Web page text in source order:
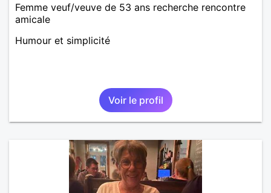
Femme veuf/veuve de 53 ans recherche rencontre
amicale
Humour et simplicité
Voir le profil